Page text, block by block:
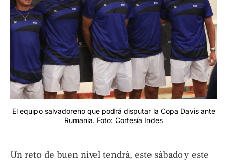
El equipo salvadoreño que podrá disputar la Copa Davis ante
Rumania. Foto: Cortesía Indes
Un reto de buen nivel tendrá, este sábado y este